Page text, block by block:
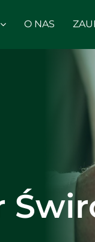
O NAS